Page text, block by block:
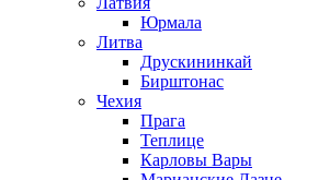
Юрмала
Литва
Друскининкай
Бирштонас
Чехия
Прага
Теплице
Карловы Вары